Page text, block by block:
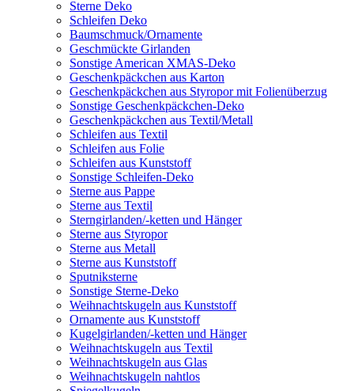
Sterne Deko
Schleifen Deko
Baumschmuck/Ornamente
Geschmückte Girlanden
Sonstige American XMAS-Deko
Geschenkpäckchen aus Karton
Geschenkpäckchen aus Styropor mit Folienüberzug
Sonstige Geschenkpäckchen-Deko
Geschenkpäckchen aus Textil/Metall
Schleifen aus Textil
Schleifen aus Folie
Schleifen aus Kunststoff
Sonstige Schleifen-Deko
Sterne aus Pappe
Sterne aus Textil
Sterngirlanden/-ketten und Hänger
Sterne aus Styropor
Sterne aus Metall
Sterne aus Kunststoff
Sputniksterne
Sonstige Sterne-Deko
Weihnachtskugeln aus Kunststoff
Ornamente aus Kunststoff
Kugelgirlanden/-ketten und Hänger
Weihnachtskugeln aus Textil
Weihnachtskugeln aus Glas
Weihnachtskugeln nahtlos